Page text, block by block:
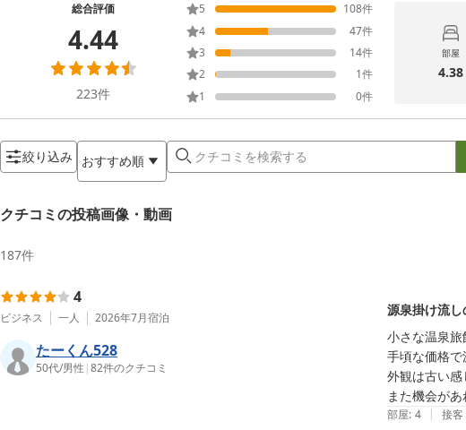
総合評価
4.44
223件
5 108件
4
47件
3
14件
2
1件
1
0件
部屋
4.38
絞り込み おすすめ順
クチコミの投稿画像・動画
187件
4
ビジネス 一人 2026年7月宿泊
たーくん528
50代/男性 |82件のクチコミ
源泉掛け流
小さな温泉
手頃な価格で
外観は古い感
また機会があ
部屋: 4 | 接客